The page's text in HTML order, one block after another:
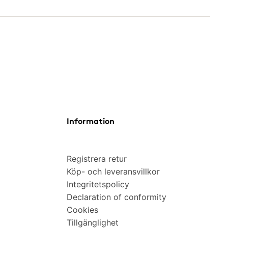
Information
Registrera retur
Köp- och leveransvillkor
Integritetspolicy
Declaration of conformity
Cookies
Tillgänglighet